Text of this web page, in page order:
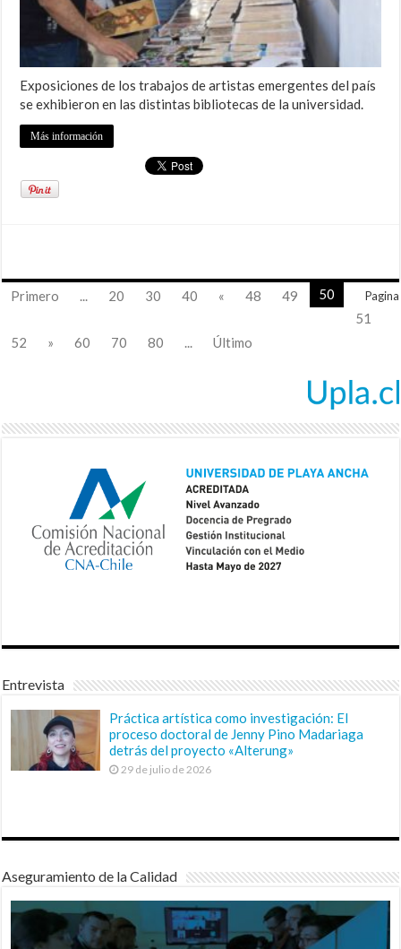
Exposiciones de los trabajos de artistas emergentes del país
se exhibieron en las distintas bibliotecas de la universidad.
Más información
Pagina
Primero ... 20 30 40 « 48 49
50
51
52
» 60 70 80 ... Último
Entrevista
Práctica artística como investigación: El
proceso doctoral de Jenny Pino Madariaga
detrás del proyecto «Alterung»
29 de julio de 2026
Aseguramiento de la Calidad